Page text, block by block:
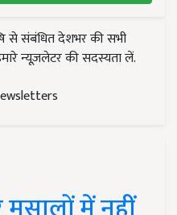
से संबंधित देशभर की सभी
न्यूज़लेटर की सदस्यता लें.